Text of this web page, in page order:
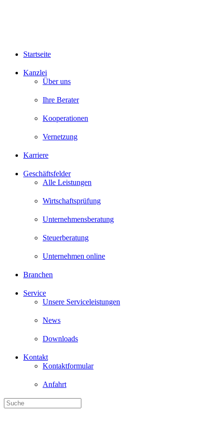
Startseite
Kanzlei
Über uns
Ihre Berater
Kooperationen
Vernetzung
Karriere
Geschäftsfelder
Alle Leistungen
Wirtschaftsprüfung
Unternehmensberatung
Steuerberatung
Unternehmen online
Branchen
Service
Unsere Serviceleistungen
News
Downloads
Kontakt
Kontaktformular
Anfahrt